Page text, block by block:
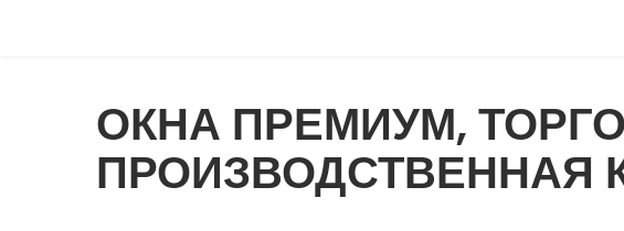
ОКНА ПРЕМИУМ,
ПРОИЗВОДСТВЕННАЯ